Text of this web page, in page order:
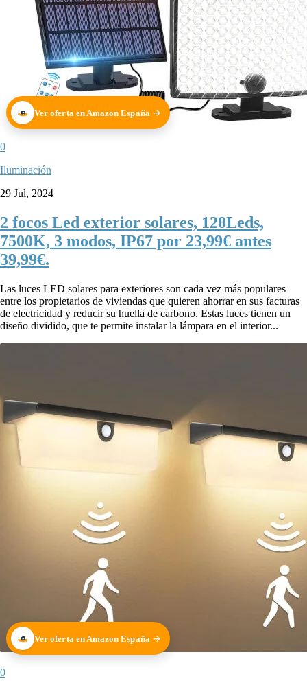
Ver oferta en Amazon España
0
Iluminación
29 Jul, 2024
2 focos Led exterior solares, 128Leds,
7500K, 3 modos, IP67 por 23,99€ antes
39,99€.
Las luces LED solares para exteriores son cada vez más populares
entre los propietarios de viviendas que quieren ahorrar en sus facturas
de electricidad y reducir su huella de carbono. Estas luces tienen un
diseño dividido, que te permite instalar la lámpara en el interior...
Ver oferta en Amazon España
0